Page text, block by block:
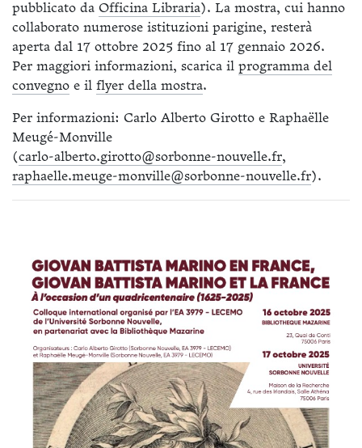
pubblicato da Officina Libraria). La mostra, cui hanno
collaborato numerose istituzioni parigine, resterà
aperta dal 17 ottobre 2025 fino al 17 gennaio 2026.
Per maggiori informazioni, scarica il programma del
convegno e il flyer della mostra.
Per informazioni: Carlo Alberto Girotto e Raphaëlle
Meugé-Monville
(carlo-alberto.girotto@sorbonne-nouvelle.fr,
raphaelle.meuge-monville@sorbonne-nouvelle.fr).